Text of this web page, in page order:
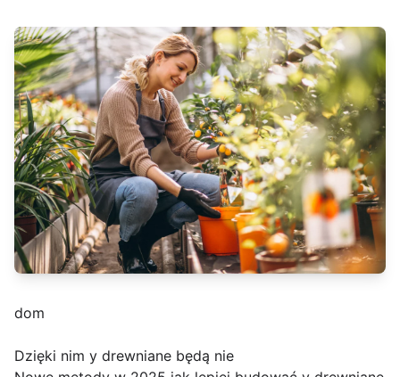
dom
Dzięki nim y drewniane będą nie